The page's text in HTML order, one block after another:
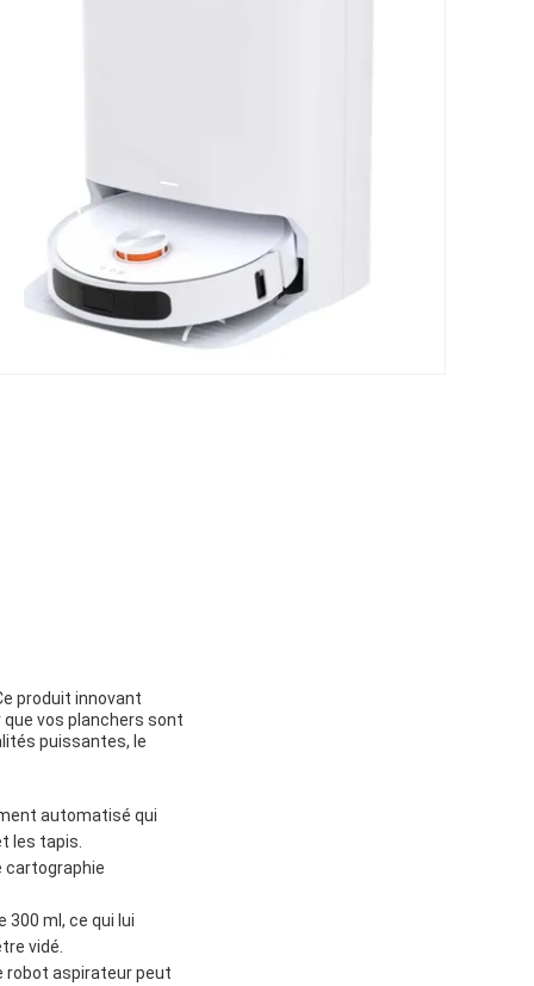
produit innovant
vos planchers sont
puissantes, le
automatisé qui
les tapis.
cartographie
300 ml, ce qui lui
vidé.
robot aspirateur peut